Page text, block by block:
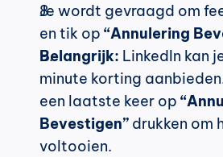
Je wordt gevraagd om
en tik op “Annulering
Belangrijk: LinkedIn kan
minute korting
een laatste keer op
Bevestigen” drukken om
voltooien.